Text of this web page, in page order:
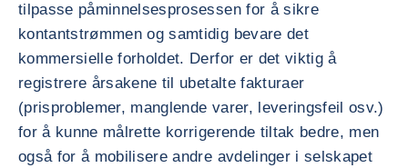
tilpasse påminnelsesprosessen for å sikre
kontantstrømmen og samtidig bevare det
kommersielle forholdet. Derfor er det viktig å
registrere årsakene til ubetalte fakturaer
(prisproblemer, manglende varer, leveringsfeil osv.)
for å kunne målrette korrigerende tiltak bedre, men
også for å mobilisere andre avdelinger i selskapet